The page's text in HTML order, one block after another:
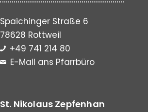
Spaichinger Straße 6
78628 Rottweil
+49 741 214 80
E-Mail ans Pfarrbüro
St. Nikolaus Zepfenhan